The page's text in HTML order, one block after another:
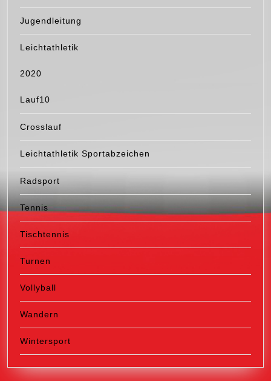
Jugendleitung
Leichtathletik
2020
Lauf10
Crosslauf
Leichtathletik Sportabzeichen
Radsport
Tennis
Tischtennis
Turnen
Vollyball
Wandern
Wintersport